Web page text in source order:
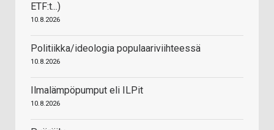
ETF:t...)
10.8.2026
Politiikka/ideologia populaariviihteessä
10.8.2026
Ilmalämpöpumput eli ILPit
10.8.2026